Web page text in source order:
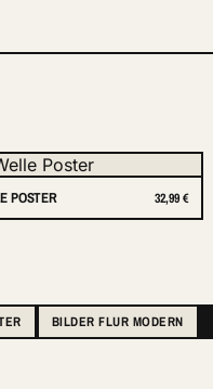
POSTER 32,99 €
BILDER FLUR MODERN